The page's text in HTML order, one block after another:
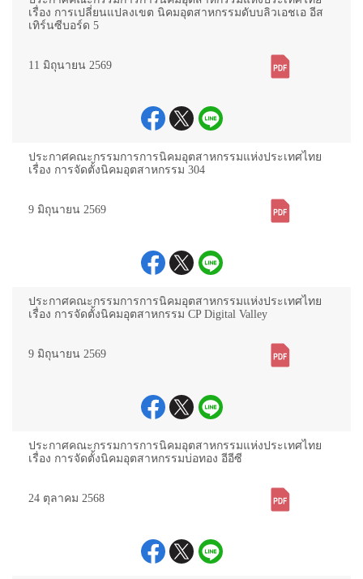
เรื่อง การเปลี่ยนแปลงเขต นิคมอุตสาหกรรมดับบลิวเอชเอ อีส
เทิร์นซีบอร์ด 5
11 มิถุนายน 2569
ประกาศคณะกรรมการการนิคมอุตสาหกรรมแห่งประเทศไทย
เรื่อง การจัดตั้งนิคมอุตสาหกรรม 304
9 มิถุนายน 2569
ประกาศคณะกรรมการการนิคมอุตสาหกรรมแห่งประเทศไทย
เรื่อง การจัดตั้งนิคมอุตสาหกรรม CP Digital Valley
9 มิถุนายน 2569
ประกาศคณะกรรมการการนิคมอุตสาหกรรมแห่งประเทศไทย
เรื่อง การจัดตั้งนิคมอุตสาหกรรมบ่อทอง อีอีซี
24 ตุลาคม 2568